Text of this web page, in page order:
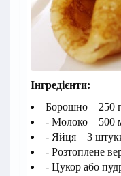
Інгредієнти:
Борошно – 250
- Молоко – 500
- Яйця – 3
- Розтоплене
- Цукор або